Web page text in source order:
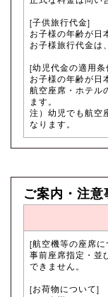
[子供旅行代金]
お子様の年齢が日
お子様旅行代金は
[幼児代金の適用条
お子様の年齢が日
航空座席・ホテル
ます。
注）幼児でも航空
なります。
ご案内・注意
[航空機等の座席に
事前座席指定・並
できません。
[お荷物について]